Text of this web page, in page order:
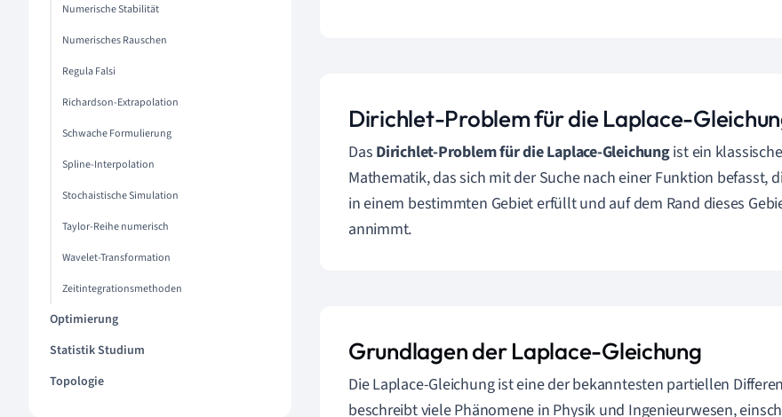
Numerische Stabilität
Numerisches Rauschen
Regula Falsi
Richardson-Extrapolation
Schwache Formulierung
Spline-Interpolation
Stochaistische Simulation
Taylor-Reihe numerisch
Wavelet-Transformation
Zeitintegrationsmethoden
Optimierung
Statistik Studium
Topologie
Dirichlet-Problem für die Laplace-
Das Dirichlet-Problem für die Laplace-Gleichungist ein
Mathematik, das sich mit der Suche nach einer Funktion befasst,
in einem bestimmten Gebiet erfüllt und auf dem Rand dieses
annimmt.
Grundlagen der Laplace-Gleichung
Die Laplace-Gleichung ist eine der bekanntesten partiellen
beschreibt viele Phänomene in Physik und Ingenieurwesen,